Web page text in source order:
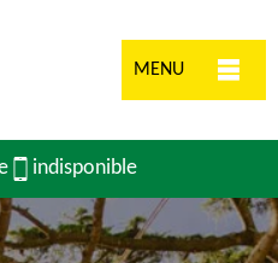
MENU
indisponible